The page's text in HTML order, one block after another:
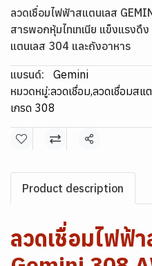
ลวดเชื่อมไฟฟ้าสแตนเลส
สารพอกหุ้มไทเทเนีย แข็งแรงดึ
แตนเลส 304 และถังอาหาร
แบรนด์:
Gemini
หมวดหมู่:ลวดเชื่อม,ลวดเชื่อมสแ
เกรด 308
แชร์
Product description
ลวดเชื่อมไฟฟ้า